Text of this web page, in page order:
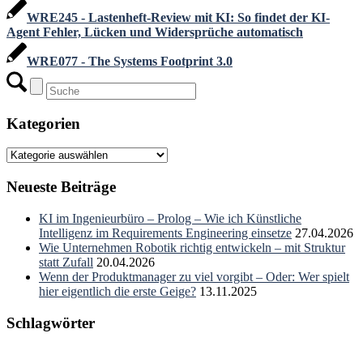
WRE245 - Lastenheft-Review mit KI: So findet der KI-
Agent Fehler, Lücken und Widersprüche automatisch
WRE077 - The Systems Footprint 3.0
Kategorien
Kategorien
Neueste Beiträge
KI im Ingenieurbüro – Prolog – Wie ich Künstliche
Intelligenz im Requirements Engineering einsetze 27.04.2026
Wie Unternehmen Robotik richtig entwickeln – mit Struktur
statt Zufall 20.04.2026
Wenn der Produktmanager zu viel vorgibt – Oder: Wer spielt
hier eigentlich die erste Geige? 13.11.2025
Schlagwörter